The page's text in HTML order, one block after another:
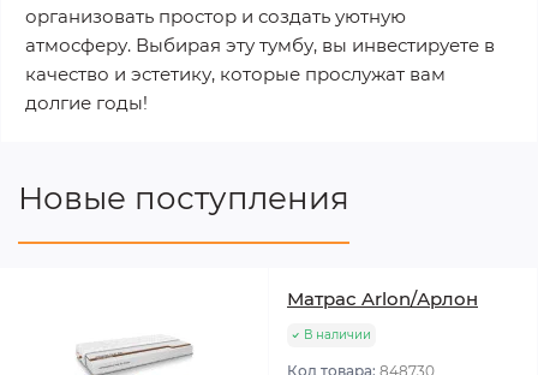
организовать простор и создать уютную
атмосферу. Выбирая эту тумбу, вы инвестируете в
качество и эстетику, которые прослужат вам
долгие годы!
Новые поступления
Матрас Arlon/Арлон
В наличии
Код товара: 848730